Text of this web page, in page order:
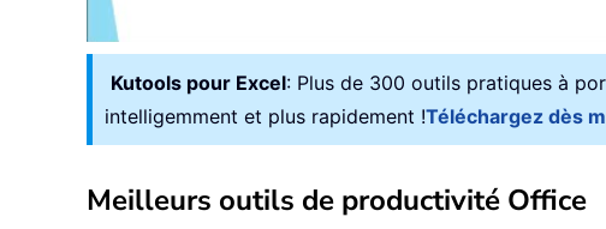
Kutools pour Excel: Plus de 300 outils pratiques à
intelligemment et plus rapidement !Téléchargez dès
Meilleurs outils de productivité Office